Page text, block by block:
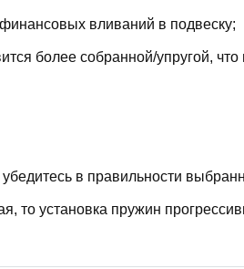
вливаний в подвеску;
более собранной/упругой,
в правильности
то установка пружин